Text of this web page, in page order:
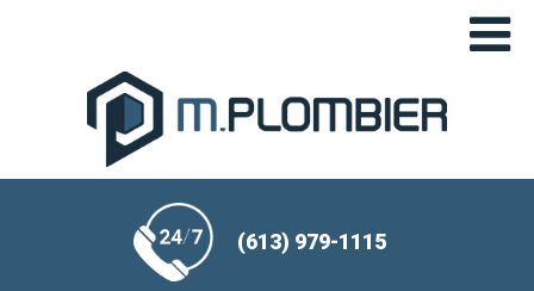
(613) 979-1115